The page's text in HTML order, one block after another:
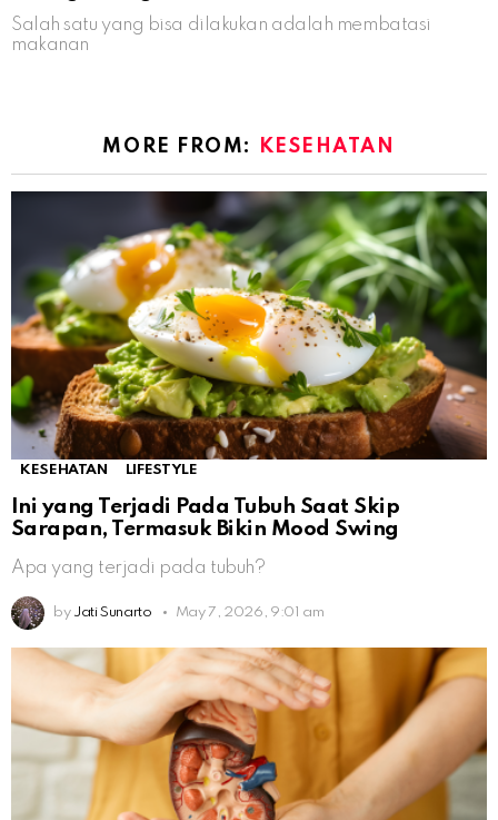
Salah satu yang bisa dilakukan adalah membatasi
makanan
MORE FROM: KESEHATAN
KESEHATAN LIFESTYLE
Ini yang Terjadi Pada Tubuh Saat Skip
Sarapan, Termasuk Bikin Mood Swing
Apa yang terjadi pada tubuh?
by Jati Sunarto May 7, 2026, 9:01 am